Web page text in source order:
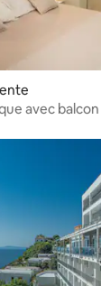
avec